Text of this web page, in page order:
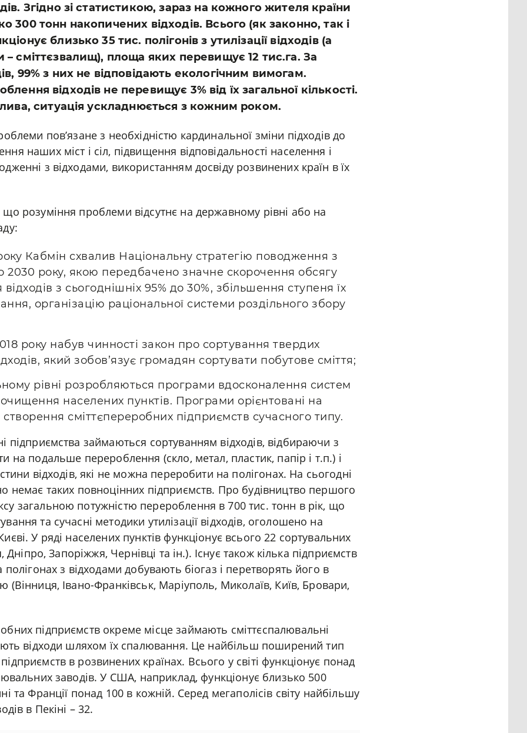
Згідно зі статистикою, зараз на кожного жителя країни
300 тонн накопичених відходів. Всього (як законно, так і
близько 35 тис. полігонів з утилізації відходів (а
– сміттєзвалищ), площа яких перевищує 12 тис.га. За
99% з них не відповідають екологічним вимогам.
відходів не перевищує 3% від їх загальної кількості.
ситуація ускладнюється з кожним роком.
пов’язане з необхідністю кардинальної зміни підходів до
наших міст і сіл, підвищення відповідальності населення і
з відходами, використанням досвіду розвинених країн в їх
розуміння проблеми відсутнє на державному рівні або на
Кабмін схвалив Національну стратегію поводження з
2030 року, якою передбачено значне скорочення обсягу
з сьогоднішніх 95% до 30%, збільшення ступеня їх
організацію раціональної системи роздільного збору
року набув чинності закон про сортування твердих
який зобов’язує громадян сортувати побутове сміття;
рівні розробляються програми вдосконалення систем
населених пунктів. Програми орієнтовані на
створення сміттєпереробних підприємств сучасного типу.
підприємства займаються сортуванням відходів, відбираючи з
на подальше перероблення (скло, метал, пластик, папір і т.п.) і
відходів, які не можна переробити на полігонах. На сьогодні
немає таких повноцінних підприємств. Про будівництво першого
загальною потужністю перероблення в 700 тис. тонн в рік, що
та сучасні методики утилізації відходів, оголошено на
У ряді населених пунктів функціонує всього 22 сортувальних
Дніпро, Запоріжжя, Чернівці та ін.). Існує також кілька підприємств
полігонах з відходами добувають біогаз і перетворять його в
(Вінниця, Івано-Франківськ, Маріуполь, Миколаїв, Київ, Бровари,
підприємств окреме місце займають сміттєспалювальні
відходи шляхом їх спалювання. Це найбільш поширений тип
в розвинених країнах. Всього у світі функціонує понад
заводів. У США, наприклад, функціонує близько 500
та Франції понад 100 в кожній. Серед мегаполісів світу найбільшу
в Пекіні – 32.